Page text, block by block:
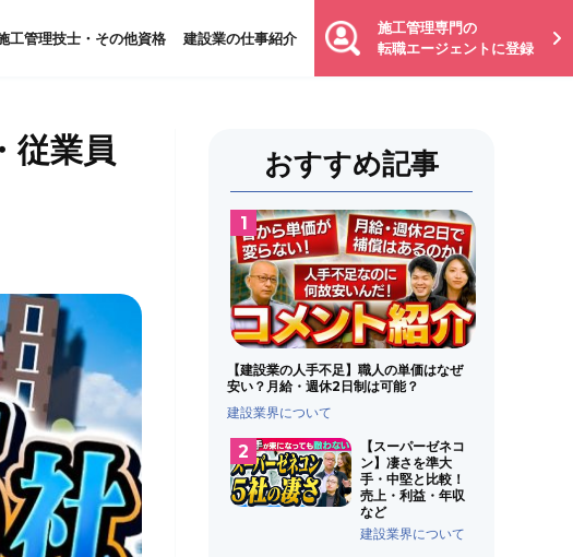
工管理技士・その他資格 建設業の仕事紹介
施工管理専門の
転職エージェントに登録
従業員
おすすめ記事
【建設業の人手不足】職人の単価はなぜ
安い？月給・週休2日制は可能？
建設業界について
【スーパーゼネコ
ン】凄さを準大
手・中堅と比較！
売上・利益・年収
など
建設業界について